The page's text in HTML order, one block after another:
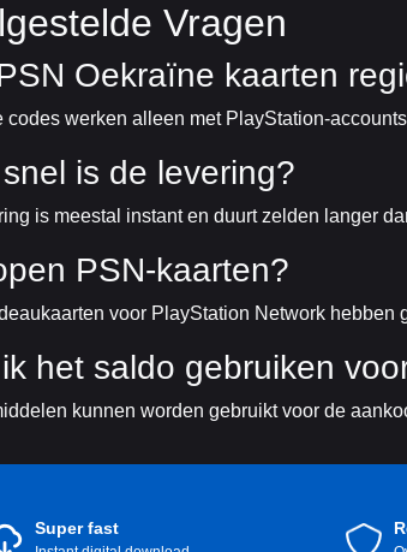
Vragen
Oekraïne kaarten
codes werken alleen met PlayStation-
is de levering?
is meestal instant en duurt zelden langer
PSN-kaarten?
voor PlayStation Network hebben
het saldo gebruiken
kunnen worden gebruikt voor de
Super fast